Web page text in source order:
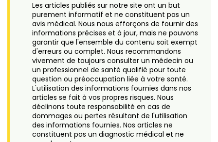
Les articles publiés sur notre site ont un but
purement informatif et ne constituent pas un
avis médical. Nous nous efforçons de fournir des
informations précises et à jour, mais ne pouvons
garantir que l'ensemble du contenu soit exempt
d'erreurs ou complet. Nous recommandons
vivement de toujours consulter un médecin ou
un professionnel de santé qualifié pour toute
question ou préoccupation liée à votre santé.
L'utilisation des informations fournies dans nos
articles se fait à vos propres risques. Nous
déclinons toute responsabilité en cas de
dommages ou pertes résultant de l'utilisation
des informations fournies. Nos articles ne
constituent pas un diagnostic médical et ne